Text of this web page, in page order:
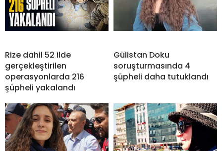
Rize dahil 52 ilde
gerçekleştirilen
operasyonlarda 216
şüpheli yakalandı
Gülistan Doku
soruşturmasında 4
şüpheli daha tutuklandı